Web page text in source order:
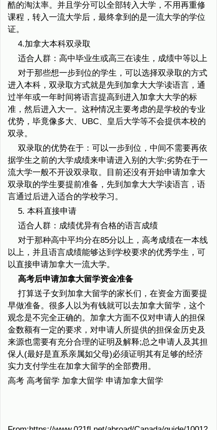
酷的淘汰率。并且学分可以全部转入大学，不用再重修
课程，转入一流大学后，最终拿到的是一流大学的学位
证。
4.加拿大本科双录取
适合人群：高中毕业生或高三在读生，成绩中等以上
对于那些想一步到位的学生，可以选择双录取的方式
进入本科，双录取方式就是先到加拿大大学读语言，通
过半年或一年时间将语言提高到进入加拿大大学的标
准，然后进入大一。这种情况主要考虑的是学校的专业
优势，毕竟像多大、UBC、皇后大学等不会提供本校的
双录。
双录取的优势在于：可以一步到位，中间不需要再依
据学生之前的大学成绩来申请进入别的大学;劣势在于一
流大学一般不开设双录取。目前还没有开始申请加拿大
双录取的学生要提前准备，先到加拿大大学读语言，语
言通过后进入适合的学校学习。
5. 本科直接申请
适合人群：成绩优异有合格的语言成绩
对于那种高中平均分在85分以上，高考成绩在一本线
以上，并且语言成绩能够达到学校要求的优秀学生，可
以直接申请加拿大一流大学。
高考后申请加拿大留学资金准备
打算送子女到加拿大留学的家长们，在资金方面要提
早做准备。很多人以为有钱就可以去加拿大留学，这个
观念是不完全正确的。加拿大方面不仅对申请人的担保
金数额有一定的要求，对申请人所提供的担保金历史及
来源也需要有充分合理的证明及解释;总之申请人及其担
保人(最好是直系亲属如父母)必须证明其有足够的经济
实力支付学生在加拿大留学的全部费用。
高考 高考留学 加拿大留学 申请加拿大留学